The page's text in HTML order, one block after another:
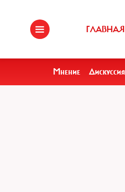
ГЛАВНАЯ
Мнение Дискуссия